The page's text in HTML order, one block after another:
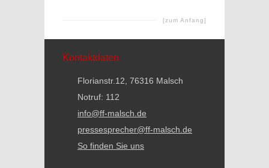
[zum Anfang]
Kontaktdaten
Florianstr.12, 76316 Malsch
Notruf: 112
info@ff-malsch.de
pressesprecher@ff-malsch.de
So finden Sie uns